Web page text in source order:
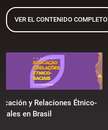
VER EL CONTENIDO COMPLETO
y Relaciones Étnico-
en Brasil